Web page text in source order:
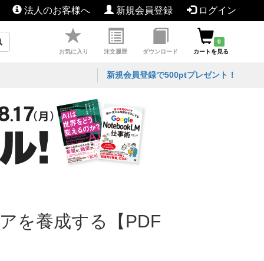
法人のお客様へ 新規会員登録 ログイン
お気に入り 注文履歴 ダウンロード
0
カートを見る
新規会員登録で500ptプレゼント！
を養成する【PDF